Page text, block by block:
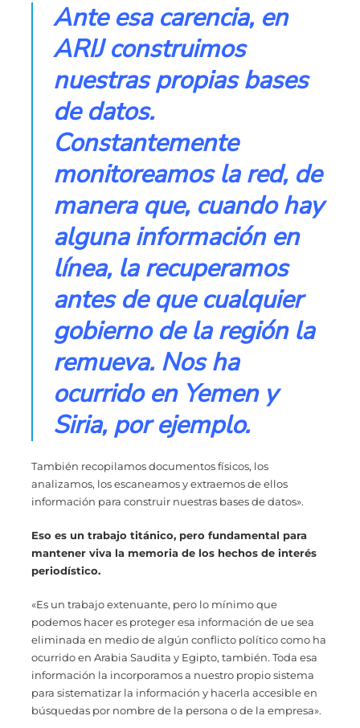
Ante esa carencia, en
ARIJ construimos
nuestras propias bases
de datos.
Constantemente
monitoreamos la red, de
manera que, cuando hay
alguna información en
línea, la recuperamos
antes de que cualquier
gobierno de la región la
remueva. Nos ha
ocurrido en Yemen y
Siria, por ejemplo.
También recopilamos documentos físicos, los
analizamos, los escaneamos y extraemos de ellos
información para construir nuestras bases de datos».
Eso es un trabajo titánico, pero fundamental para
mantener viva la memoria de los hechos de interés
periodístico.
«Es un trabajo extenuante, pero lo mínimo que
podemos hacer es proteger esa información de ue sea
eliminada en medio de algún conflicto político como ha
ocurrido en Arabia Saudita y Egipto, también. Toda esa
información la incorporamos a nuestro propio sistema
para sistematizar la información y hacerla accesible en
búsquedas por nombre de la persona o de la empresa».